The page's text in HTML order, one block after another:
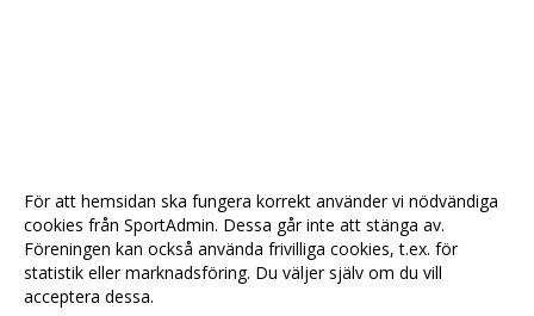
För att hemsidan ska fungera korrekt använder vi nödvändiga
cookies från SportAdmin. Dessa går inte att stänga av.
Föreningen kan också använda frivilliga cookies, t.ex. för
statistik eller marknadsföring. Du väljer själv om du vill
acceptera dessa.